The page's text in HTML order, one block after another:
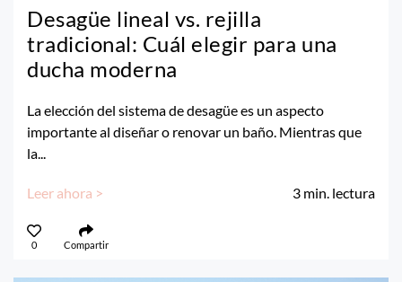
Desagüe lineal vs. rejilla
tradicional: Cuál elegir para una
ducha moderna
La elección del sistema de desagüe es un aspecto
importante al diseñar o renovar un baño. Mientras que
la...
Leer ahora > 3 min. lectura
0 Compartir